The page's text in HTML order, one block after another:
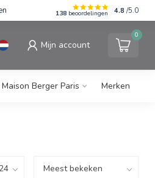
138 beoordelingen 4.8 /5.0
Mijn account
0
Maison Berger Paris Merken